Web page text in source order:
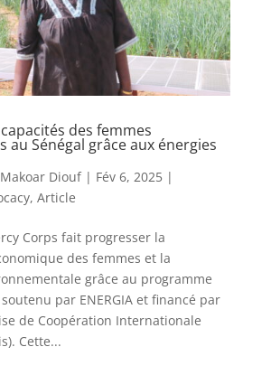
des femmes
au Sénégal grâce aux énergies
Diouf| Fév 6, 2025|
, Article
Corps fait progresser la
des femmes et la
grâce au programme
par ENERGIA et financé par
de Coopération Internationale
Cette...